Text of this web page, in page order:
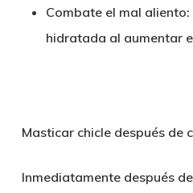
Combate el mal aliento:
hidratada al aumentar
Masticar chicle después de
Inmediatamente después